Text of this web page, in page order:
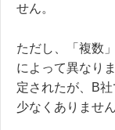
せん。
ただし、「複数
によって異なり
定されたが、B
少なくありません